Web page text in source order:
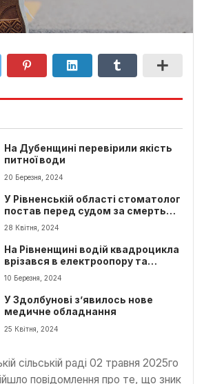
На Дубенщині перевірили якість
питної води
20 Березня, 2024
У Рівненській області стоматолог
постав перед судом за смерть
подруги в автокатастрофі
28 Квітня, 2024
На Рівненщині водій квадроцикла
врізався в електроопору та
загинув
10 Березня, 2024
У Здолбунові з’явилось нове
медичне обладнання
25 Квітня, 2024
сільській раді 02 травня 2025го
повідомлення про те, що зник